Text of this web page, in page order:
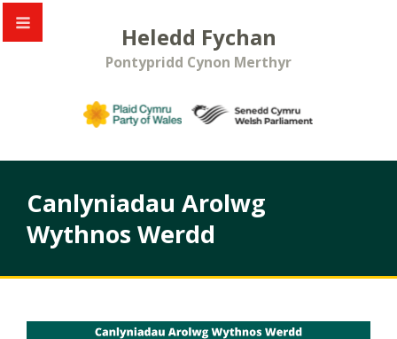
Heledd Fychan
Pontypridd Cynon Merthyr
Canlyniadau Arolwg
Wythnos Werdd